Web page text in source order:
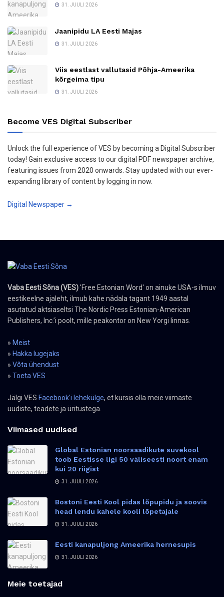
31. JUULI 2026
Jaanipidu LA Eesti Majas
31. JUULI 2026
Viis eestlast vallutasid Põhja-Ameerika
kõrgeima tipu
31. JUULI 2026
Become VES Digital Subscriber
Unlock the full experience of VES by becoming a Digital Subscriber
today! Gain exclusive access to our digital PDF newspaper archive,
featuring issues from 2020 onwards. Stay updated with our ever-
expanding library of content by logging in now.
Digital Newspaper →
Vaba Eesti Sõna (VES)'Free Estonian Word' on ainuke USA-s ilmuv
eestikeelne ajaleht, ilmub kahe nädala tagant 1949 aastal
asutatud aktsiaseltsi The Nordic Press Estonian-American
Publishers, Inc.’i poolt, mille peakontor on New Yorgi linnas.
» Meist
» Hakka lugejaks
» Võta ühendust
» Toeta VES
Jälgi VES Facebook'i lehekülge, et kursis olla meie viimaste
uudiste, teadete ja üritustega.
Viimased uudised
Global Estonian noorsaadikute suvekool
toob Eestisse ligi 50 väliseesti noort enam
kui 20 riigist
31. JUULI 2026
Bostoni Eesti Kool pidas lõpupidu ja soovis
head lendu kahele kooli lõpetajale
31. JUULI 2026
Eesti kanapuljong Ameerika hernesupis
31. JUULI 2026
Meie toetajad